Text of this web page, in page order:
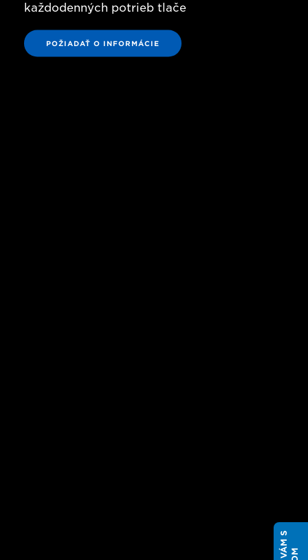
každodenných potrieb tlače
POŽIADAŤ O INFORMÁCIE